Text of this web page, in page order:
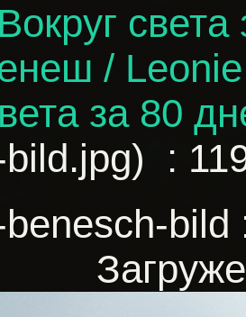
света
/
за 80
:
benesch-